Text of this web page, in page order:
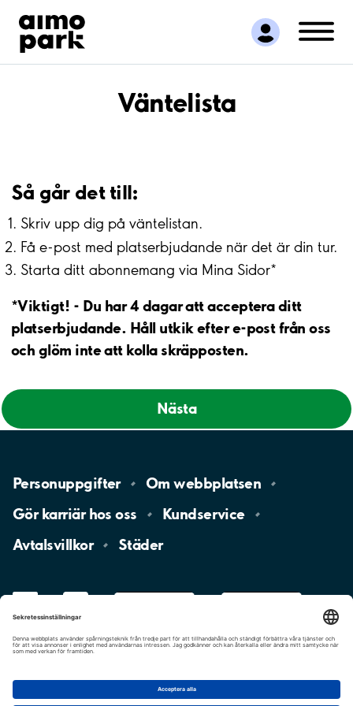
Hitta parkering
Samarbete
Kundservice
Om Aimo ParkVäntelista
Så går det till:
Skriv upp dig på väntelistan.
Få e-post med platserbjudande när det är din tur.
Starta ditt abonnemang via Mina Sidor*
*Viktigt! - Du har 4 dagar att acceptera ditt
platserbjudande. Håll utkik efter e-post från oss
och glöm inte att kolla skräpposten.
Nästa
Personuppgifter Omwebbplatsen
Gör karriär hososs
Kundservice
Avtalsvillkor
Städer